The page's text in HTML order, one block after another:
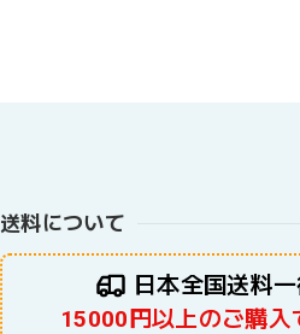
送料について
日本全国送料
15000円以上のご購入